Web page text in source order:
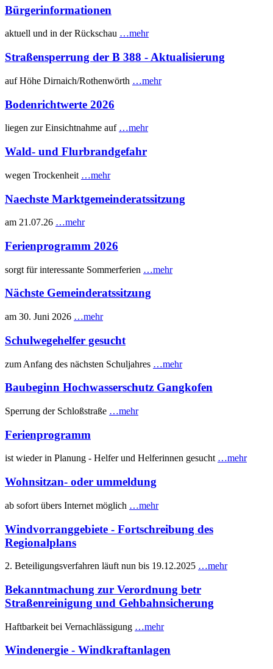
Bürgerinformationen
aktuell und in der Rückschau …mehr
Straßensperrung der B 388 - Aktualisierung
auf Höhe Dirnaich/Rothenwörth …mehr
Bodenrichtwerte 2026
liegen zur Einsichtnahme auf …mehr
Wald- und Flurbrandgefahr
wegen Trockenheit …mehr
Naechste Marktgemeinderatssitzung
am 21.07.26 …mehr
Ferienprogramm 2026
sorgt für interessante Sommerferien …mehr
Nächste Gemeinderatssitzung
am 30. Juni 2026 …mehr
Schulwegehelfer gesucht
zum Anfang des nächsten Schuljahres …mehr
Baubeginn Hochwasserschutz Gangkofen
Sperrung der Schloßstraße …mehr
Ferienprogramm
ist wieder in Planung - Helfer und Helferinnen gesucht …mehr
Wohnsitzan- oder ummeldung
ab sofort übers Internet möglich …mehr
Windvorranggebiete - Fortschreibung des
Regionalplans
2. Beteiligungsverfahren läuft nun bis 19.12.2025 …mehr
Bekanntmachung zur Verordnung betr
Straßenreinigung und Gehbahnsicherung
Haftbarkeit bei Vernachlässigung …mehr
Windenergie - Windkraftanlagen